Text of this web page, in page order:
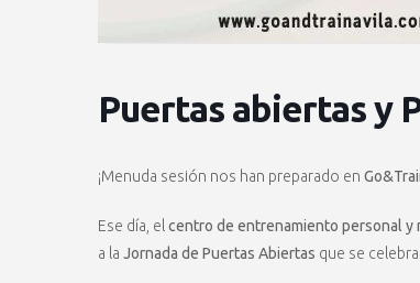
Puertas abiertas y
¡Menuda sesión nos han preparado en
Ese día, el centro de entrenamiento personal y
a la Jornada de Puertas Abiertas que se